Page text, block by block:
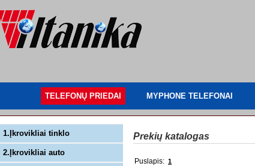
TELEFONŲ PRIEDAI MYPHONE TELEFONAI
1.Įkrovikliai tinklo
2.Įkrovikliai auto
Prekių katalogas
Puslapis: 1